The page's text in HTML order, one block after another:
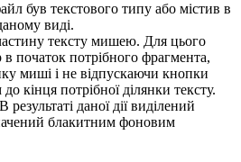
був текстового типу або містив в
виді.
тексту мишею. Для цього
в початок потрібного фрагмента,
миші і не відпускаючи кнопки
кінця потрібної ділянки тексту.
результаті даної дії виділений
блакитним фоновим